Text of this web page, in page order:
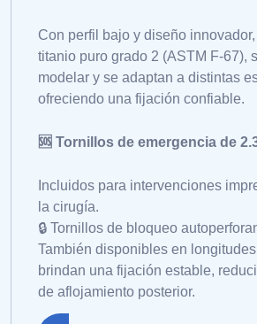
Con perfil bajo y diseño
titanio puro grado 2 (ASTM F-67),
modelar y se adaptan a distintas
ofreciendo una fijación confiable.
🆘 Tornillos de emergencia de
Incluidos para intervenciones
la cirugía.
🔒 Tornillos de bloqueo
También disponibles en
brindan una fijación estable,
de aflojamiento posterior.